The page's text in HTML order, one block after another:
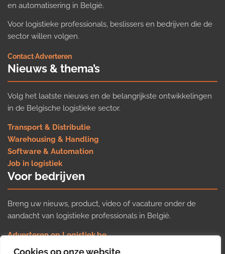
Cookies op onze website
en automatisering in België.
Voor logistieke professionals, beslissers en bedrijven die de
sector willen volgen.
Contact·Adverteren
Nieuws & thema’s
Volg het laatste nieuws en de belangrijkste ontwikkelingen
in de Belgische logistieke sector.
Transport & Distributie
Warehousing & Handling
Software & Automation
Job in logistiek
Voor bedrijven
Breng uw nieuws, product, video of vacature onder de
aandacht van logistieke professionals in België.
Adverteren op Logistiek.be
Nieuws insturen